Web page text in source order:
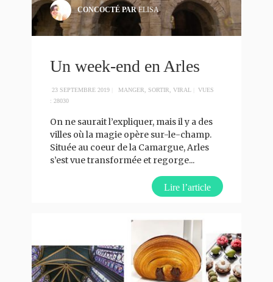
CONCOCTÉ PARELISA
Un week-end en Arles
23 SEPTEMBRE 2019 MANGER SORTIR VIRAL
VUES
: 28030
On ne saurait l’expliquer, mais il y a des
villes où la magie opère sur-le-champ.
Située au coeur de la Camargue, Arles
s’est vue transformée et regorge...
Lire l’article